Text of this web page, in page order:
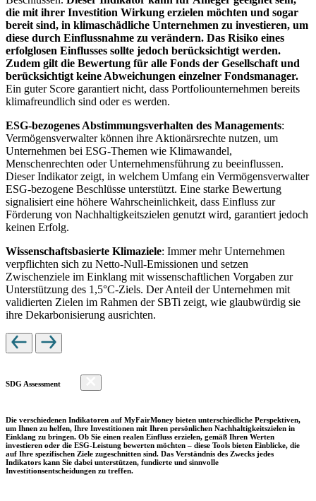
die mit ihrer Investition Wirkung erzielen möchten und sogar
bereit sind, in klimaschädliche Unternehmen zu investieren, um
diese durch Einflussnahme zu verändern. Das Risiko eines
erfolglosen Einflusses sollte jedoch berücksichtigt werden.
Zudem gilt die Bewertung für alle Fonds der Gesellschaft und
berücksichtigt keine Abweichungen einzelner Fondsmanager.
Ein guter Score garantiert nicht, dass Portfoliounternehmen bereits
klimafreundlich sind oder es werden.
ESG-bezogenes Abstimmungsverhalten des Managements:
Vermögensverwalter können ihre Aktionärsrechte nutzen, um
Unternehmen bei ESG-Themen wie Klimawandel,
Menschenrechten oder Unternehmensführung zu beeinflussen.
Dieser Indikator zeigt, in welchem Umfang ein Vermögensverwalter
ESG-bezogene Beschlüsse unterstützt. Eine starke Bewertung
signalisiert eine höhere Wahrscheinlichkeit, dass Einfluss zur
Förderung von Nachhaltigkeitszielen genutzt wird, garantiert jedoch
keinen Erfolg.
Wissenschaftsbasierte Klimaziele: Immer mehr Unternehmen
verpflichten sich zu Netto-Null-Emissionen und setzen
Zwischenziele im Einklang mit wissenschaftlichen Vorgaben zur
Unterstützung des 1,5°C-Ziels. Der Anteil der Unternehmen mit
validierten Zielen im Rahmen der SBTi zeigt, wie glaubwürdig sie
ihre Dekarbonisierung ausrichten.
SDG Assessment
Die verschiedenen Indikatoren auf MyFairMoney bieten unterschiedliche Perspektiven,
um Ihnen zu helfen, Ihre Investitionen mit Ihren persönlichen Nachhaltigkeitszielen in
Einklang zu bringen. Ob Sie einen realen Einfluss erzielen, gemäß Ihren Werten
investieren oder die ESG-Leistung bewerten möchten – diese Tools bieten Einblicke, die
auf Ihre spezifischen Ziele zugeschnitten sind. Das Verständnis des Zwecks jedes
Indikators kann Sie dabei unterstützen, fundierte und sinnvolle
Investitionsentscheidungen zu treffen.